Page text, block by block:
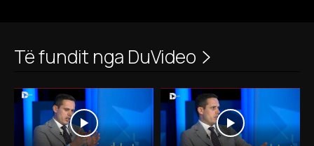
Të fundit nga DuVideo